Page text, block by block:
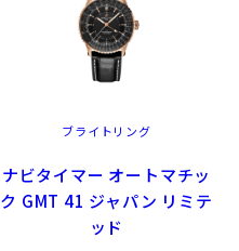
ブライトリング
ナビタイマー オートマチッ
ク GMT 41 ジャパン リミテ
ッド